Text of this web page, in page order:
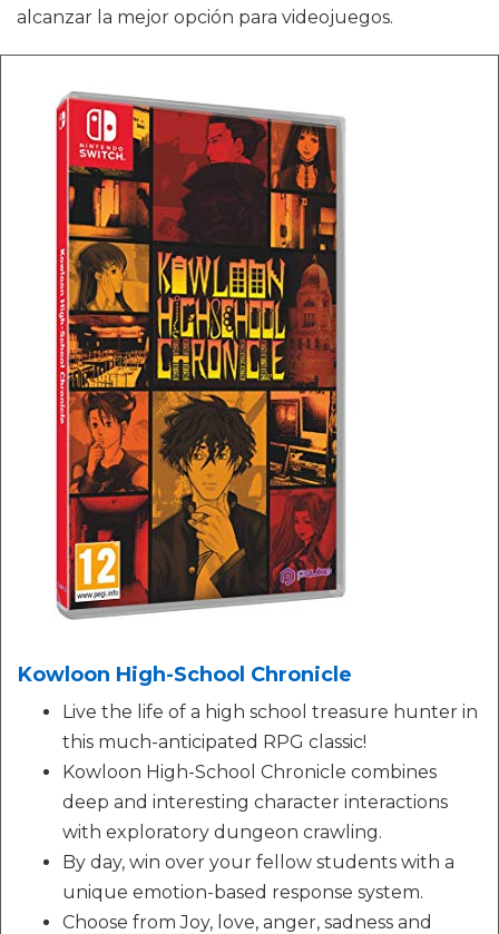
alcanzar la mejor opción para videojuegos.
Kowloon High-School Chronicle
Live the life of a high school treasure hunter in
this much-anticipated RPG classic!
Kowloon High-School Chronicle combines
deep and interesting character interactions
with exploratory dungeon crawling.
By day, win over your fellow students with a
unique emotion-based response system.
Choose from Joy, love, anger, sadness and